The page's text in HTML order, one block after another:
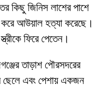
কিছু জিনিস লাশের পাশে
করে আউয়াল হত্যা করেছে।
ফিরে পেতেন।
তাড়াশ পৌরসদরের
ছেলে এবং পেশায় একজন